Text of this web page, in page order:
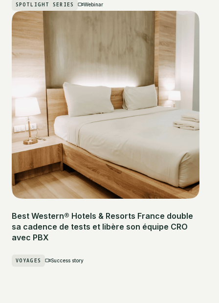
SPOTLIGHT SERIES Webinar
Best Western® Hotels & Resorts France double
sa cadence de tests et libère son équipe CRO
avec PBX
VOYAGES Success story